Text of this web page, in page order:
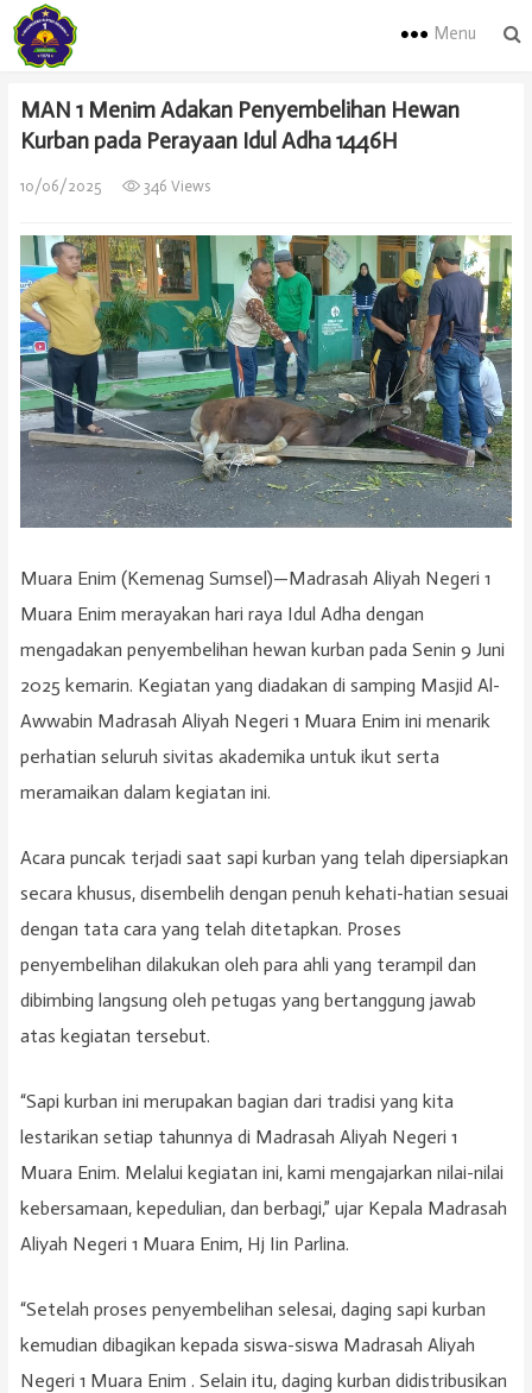
Menu
MAN 1 Menim Adakan Penyembelihan Hewan
Kurban pada Perayaan Idul Adha 1446H
10/06/2025 346 Views
Muara Enim (Kemenag Sumsel)—Madrasah Aliyah Negeri 1
Muara Enim merayakan hari raya Idul Adha dengan
mengadakan penyembelihan hewan kurban pada Senin 9 Juni
2025 kemarin. Kegiatan yang diadakan di samping Masjid Al-
Awwabin Madrasah Aliyah Negeri 1 Muara Enim ini menarik
perhatian seluruh sivitas akademika untuk ikut serta
meramaikan dalam kegiatan ini.
Acara puncak terjadi saat sapi kurban yang telah dipersiapkan
secara khusus, disembelih dengan penuh kehati-hatian sesuai
dengan tata cara yang telah ditetapkan. Proses
penyembelihan dilakukan oleh para ahli yang terampil dan
dibimbing langsung oleh petugas yang bertanggung jawab
atas kegiatan tersebut.
“Sapi kurban ini merupakan bagian dari tradisi yang kita
lestarikan setiap tahunnya di Madrasah Aliyah Negeri 1
Muara Enim. Melalui kegiatan ini, kami mengajarkan nilai-nilai
kebersamaan, kepedulian, dan berbagi,” ujar Kepala Madrasah
Aliyah Negeri 1 Muara Enim, Hj Iin Parlina.
“Setelah proses penyembelihan selesai, daging sapi kurban
kemudian dibagikan kepada siswa-siswa Madrasah Aliyah
Negeri 1 Muara Enim . Selain itu, daging kurban didistribusikan